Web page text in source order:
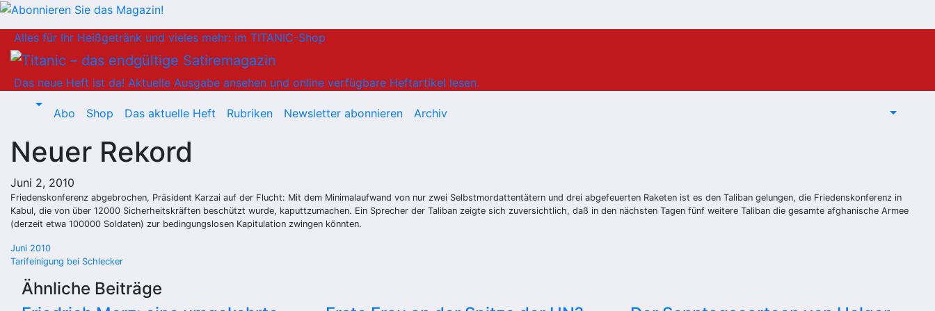
Inhalt
springen
Alles für Ihr Heißgetränk und vieles mehr: im TITANIC-Shop
Das neue Heft ist da! Aktuelle Ausgabe ansehen und online verfügbare Heftartikel lesen.
Abo Shop Das aktuelle Heft Rubriken Newsletter abonnieren Archiv
Neuer Rekord
Juni 2, 2010
Friedenskonferenz abgebrochen, Präsident Karzai auf der Flucht: Mit dem Minimalaufwand von nur zwei Selbstmordattentätern und drei abgefeuerten Raketen ist es den Taliban gelungen, die Friedenskonferenz in
Kabul, die von über 12000 Sicherheitskräften beschützt wurde, kaputtzumachen. Ein Sprecher der Taliban zeigte sich zuversichtlich, daß in den nächsten Tagen fünf weitere Taliban die gesamte afghanische Armee
(derzeit etwa 100000 Soldaten) zur bedingungslosen Kapitulation zwingen könnten.
Beitragsnavigation
Juni 2010
Tarifeinigung bei Schlecker
Ähnliche Beiträge